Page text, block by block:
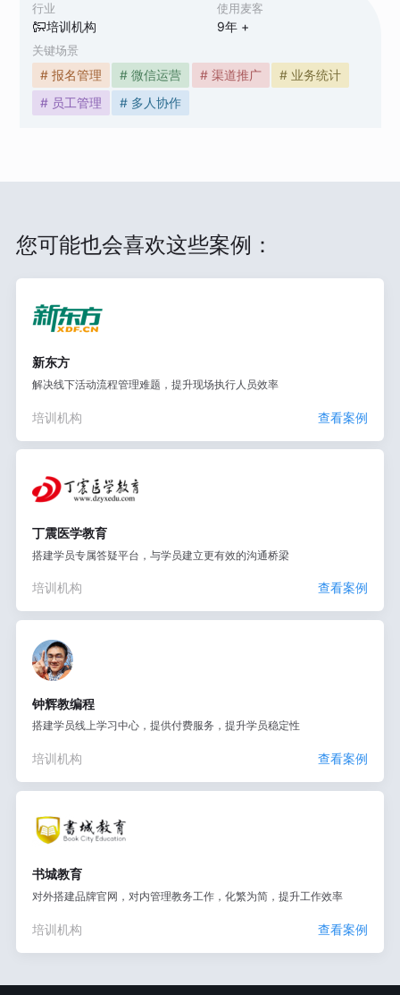
行业
培训机构
使用麦客
9年 +
关键场景
# 报名管理 # 微信运营 # 渠道推广
# 业务统计
# 员工管理
# 多人协作
您可能也会喜欢这些案例：
新东方
解决线下活动流程管理难题，提升现场执行人员效率
培训机构 查看案例
丁震医学教育
搭建学员专属答疑平台，与学员建立更有效的沟通桥梁
培训机构 查看案例
钟辉教编程
搭建学员线上学习中心，提供付费服务，提升学员稳定性
培训机构 查看案例
书城教育
对外搭建品牌官网，对内管理教务工作，化繁为简，提升工作效率
培训机构 查看案例